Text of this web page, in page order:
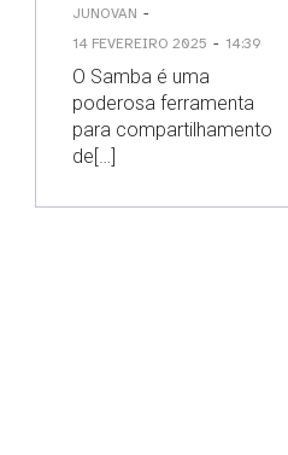
JUNOVAN -
14 FEVEREIRO 2025 - 14:39
O Samba é uma
poderosa ferramenta
para compartilhamento
de[…]